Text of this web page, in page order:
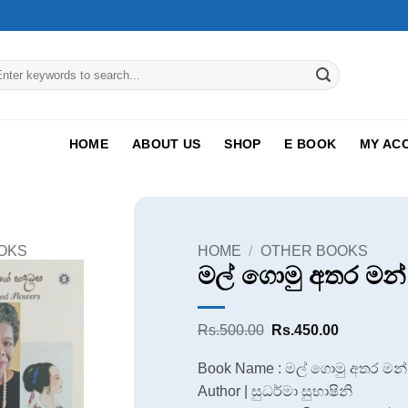
HOME ABOUT US SHOP E BOOK MY
HOME / OTHER BOOKS
මල් ගොමු අතර
Rs.500.00 Original
Rs.500.00.
Rs.450.00Current
Rs.450.00.
Book Name : මල් ගොමු අතර
Author | සුධර්මා සුභාෂිනි